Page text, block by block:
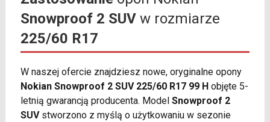
Snowproof 2 SUVw rozmiarze
225/60 R17
W naszej ofercie znajdziesz nowe, oryginalne opony
Nokian Snowproof 2 SUV 225/60 R17 99 Hobjęte 5-
letnią gwarancją producenta. Model Snowproof 2
SUVstworzono z myślą o użytkowaniu w sezonie